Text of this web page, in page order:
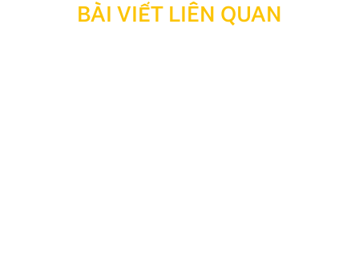
BÀI VIẾT LIÊN QUAN